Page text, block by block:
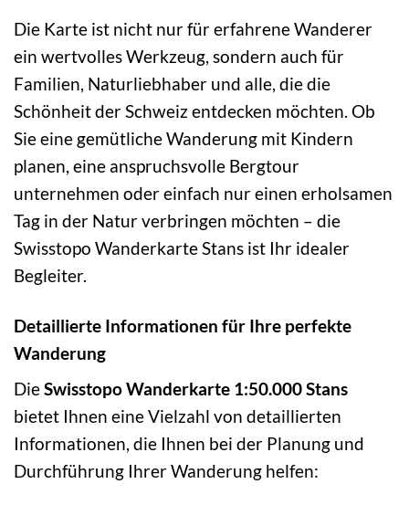
Die Karte ist nicht nur für erfahrene Wanderer
ein wertvolles Werkzeug, sondern auch für
Familien, Naturliebhaber und alle, die die
Schönheit der Schweiz entdecken möchten. Ob
Sie eine gemütliche Wanderung mit Kindern
planen, eine anspruchsvolle Bergtour
unternehmen oder einfach nur einen erholsamen
Tag in der Natur verbringen möchten – die
Swisstopo Wanderkarte Stans ist Ihr idealer
Begleiter.
Detaillierte Informationen für Ihre perfekte
Wanderung
DieSwisstopo Wanderkarte 1:50.000 Stans
bietet Ihnen eine Vielzahl von detaillierten
Informationen, die Ihnen bei der Planung und
Durchführung Ihrer Wanderung helfen: